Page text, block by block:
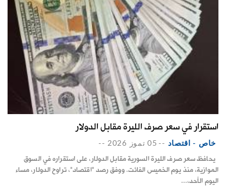
استقرار في سعر صرف الليرة مقابل الدولار
خاص - اقتصاد -- 05 تموز 2026 --
يحافظ سعر صرف الليرة السورية مقابل الدولار، على استقراره في السوق
الموازية، منذ يوم الخميس الفائت. ووفق رصد "اقتصاد"، تراوح الدولار، مساء
اليوم الأحد،...